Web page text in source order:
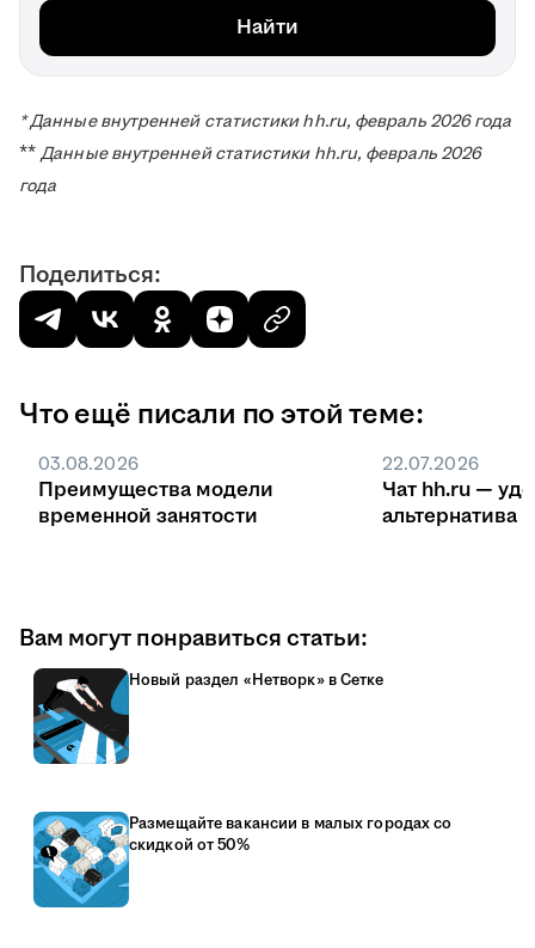
Найти
* Данные внутренней статистики hh.ru, февраль 2026 года
**Данные внутренней статистики hh.ru, февраль 2026
года
Поделиться:
Что ещё писали по этой теме:
03.08.2026
Преимущества модели
временной занятости
22.07.2026
Чат hh.ru —
Вам могут понравиться статьи:
Новый раздел «Нетворк» в Сетке
Размещайте вакансии в малых городах со
скидкой от 50%